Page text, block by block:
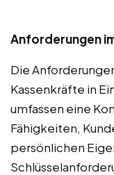
Anforderungen
Die
Kassenkräfte in
umfassen eine
Fähigkeiten,
persönlichen